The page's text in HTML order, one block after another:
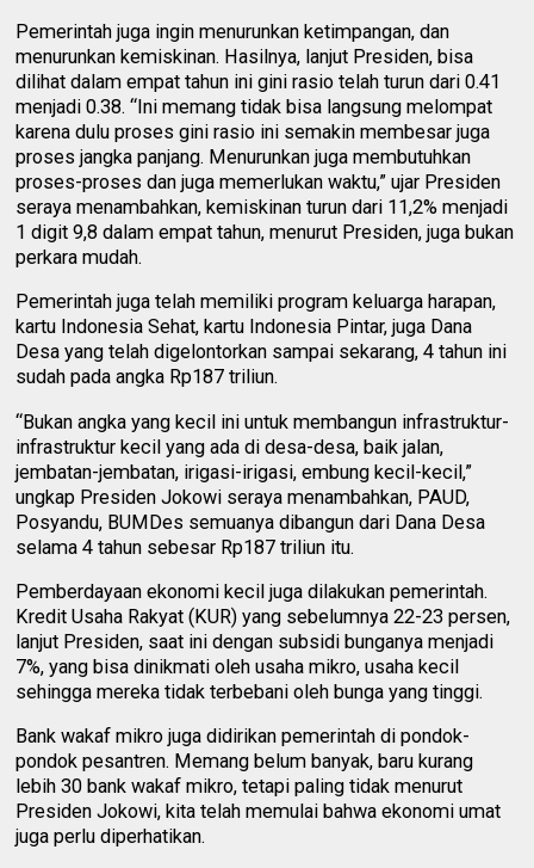
Pemerintah juga ingin menurunkan ketimpangan, dan
menurunkan kemiskinan. Hasilnya, lanjut Presiden, bisa
dilihat dalam empat tahun ini gini rasio telah turun dari 0.41
menjadi 0.38. “Ini memang tidak bisa langsung melompat
karena dulu proses gini rasio ini semakin membesar juga
proses jangka panjang. Menurunkan juga membutuhkan
proses-proses dan juga memerlukan waktu,” ujar Presiden
seraya menambahkan, kemiskinan turun dari 11,2% menjadi
1 digit 9,8 dalam empat tahun, menurut Presiden, juga bukan
perkara mudah.
Pemerintah juga telah memiliki program keluarga harapan,
kartu Indonesia Sehat, kartu Indonesia Pintar, juga Dana
Desa yang telah digelontorkan sampai sekarang, 4 tahun ini
sudah pada angka Rp187 triliun.
“Bukan angka yang kecil ini untuk membangun infrastruktur-
infrastruktur kecil yang ada di desa-desa, baik jalan,
jembatan-jembatan, irigasi-irigasi, embung kecil-kecil,”
ungkap Presiden Jokowi seraya menambahkan, PAUD,
Posyandu, BUMDes semuanya dibangun dari Dana Desa
selama 4 tahun sebesar Rp187 triliun itu.
Pemberdayaan ekonomi kecil juga dilakukan pemerintah.
Kredit Usaha Rakyat (KUR) yang sebelumnya 22-23 persen,
lanjut Presiden, saat ini dengan subsidi bunganya menjadi
7%, yang bisa dinikmati oleh usaha mikro, usaha kecil
sehingga mereka tidak terbebani oleh bunga yang tinggi.
Bank wakaf mikro juga didirikan pemerintah di pondok-
pondok pesantren. Memang belum banyak, baru kurang
lebih 30 bank wakaf mikro, tetapi paling tidak menurut
Presiden Jokowi, kita telah memulai bahwa ekonomi umat
juga perlu diperhatikan.